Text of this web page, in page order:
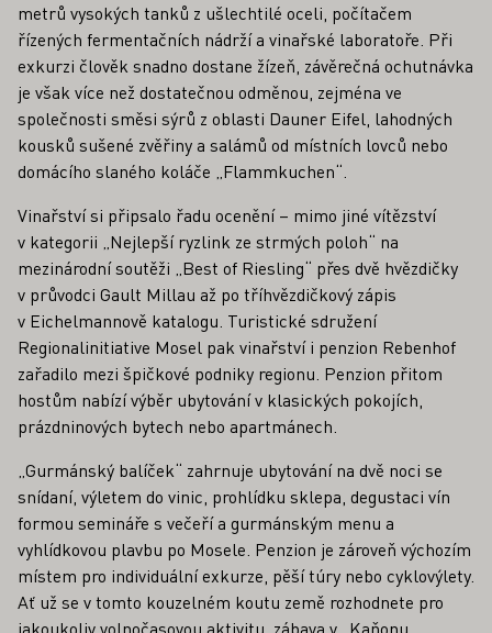
metrů vysokých tanků z ušlechtilé oceli, počítačem
řízených fermentačních nádrží a vinařské laboratoře. Při
exkurzi člověk snadno dostane žízeň, závěrečná ochutnávka
je však více než dostatečnou odměnou, zejména ve
společnosti směsi sýrů z oblasti Dauner Eifel, lahodných
kousků sušené zvěřiny a salámů od místních lovců nebo
domácího slaného koláče „Flammkuchen“.
Vinařství si připsalo řadu ocenění – mimo jiné vítězství
v kategorii „Nejlepší ryzlink ze strmých poloh“ na
mezinárodní soutěži „Best of Riesling“ přes dvě hvězdičky
v průvodci Gault Millau až po tříhvězdičkový zápis
v Eichelmannově katalogu. Turistické sdružení
Regionalinitiative Mosel pak vinařství i penzion Rebenhof
zařadilo mezi špičkové podniky regionu. Penzion přitom
hostům nabízí výběr ubytování v klasických pokojích,
prázdninových bytech nebo apartmánech.
„Gurmánský balíček“ zahrnuje ubytování na dvě noci se
snídaní, výletem do vinic, prohlídku sklepa, degustaci vín
formou semináře s večeří a gurmánským menu a
vyhlídkovou plavbu po Mosele. Penzion je zároveň výchozím
místem pro individuální exkurze, pěší túry nebo cyklovýlety.
Ať už se v tomto kouzelném koutu země rozhodnete pro
jakoukoliv volnočasovou aktivitu, zábava v „Kaňonu